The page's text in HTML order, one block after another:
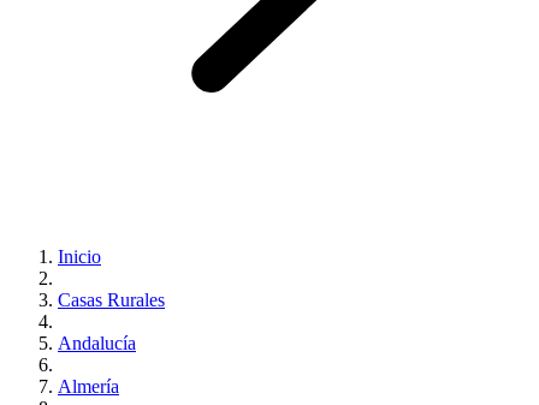
Inicio
Casas Rurales
Andalucía
Almería